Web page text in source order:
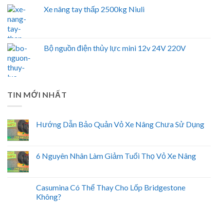
Xe nâng tay thấp 2500kg Niuli
Bộ nguồn điện thủy lực mini 12v 24V 220V
TIN MỚI NHẤT
Hướng Dẫn Bảo Quản Vỏ Xe Nâng Chưa Sử Dụng
6 Nguyên Nhân Làm Giảm Tuổi Thọ Vỏ Xe Nâng
Casumina Có Thể Thay Cho Lốp Bridgestone
Không?